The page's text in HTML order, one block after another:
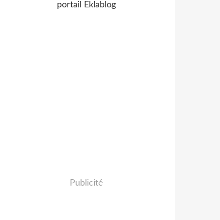
portail Eklablog
Publicité